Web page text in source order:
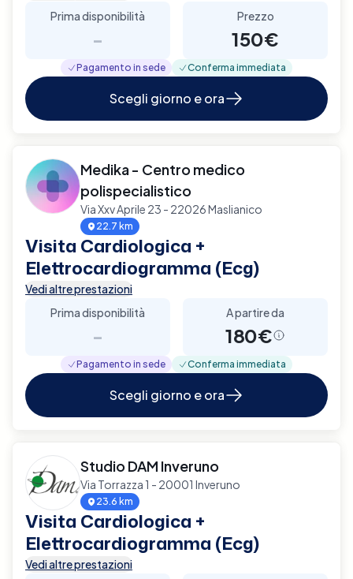
Prima disponibilità
-
Prezzo
150€
Pagamento in sede Conferma immediata
Scegli giorno e ora
Medika - Centro medico
polispecialistico
Via Xxv Aprile 23 - 22026 Maslianico
22.7 km
Visita Cardiologica +
Elettrocardiogramma (Ecg)
Vedi altre prestazioni
Prima disponibilità
-
A partire da
180€
Pagamento in sede Conferma immediata
Scegli giorno e ora
Studio DAM Inveruno
Via Torrazza 1 - 20001 Inveruno
23.6 km
Visita Cardiologica +
Elettrocardiogramma (Ecg)
Vedi altre prestazioni